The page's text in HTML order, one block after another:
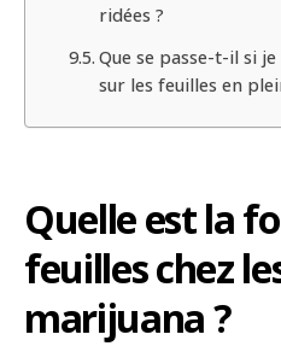
ridées ?
Que se passe-t-il si je
sur les feuilles en
Quelle est la
feuilles chez
marijuana ?